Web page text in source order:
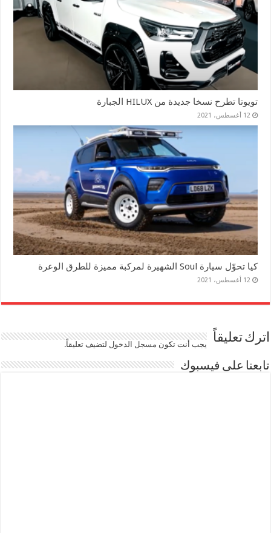
تويوتا تطرح نسخا جديدة من HILUX الجبارة
12 أغسطس، 2021
كيا تحوّل سيارة Soul الشهيرة لمركبة مميزة للطرق الوعرة
12 أغسطس، 2021
اترك تعليقاً يجب أنت تكون مسجل الدخوللتضيف تعليقاً.
تابعنا على فيسبوك